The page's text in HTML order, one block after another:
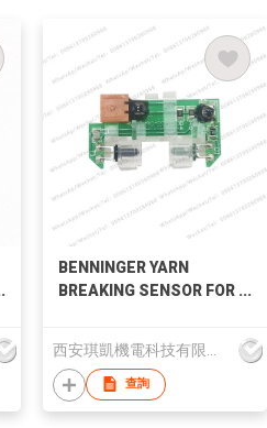
BENNINGER YARN
BREAKING SENSOR FOR
查詢